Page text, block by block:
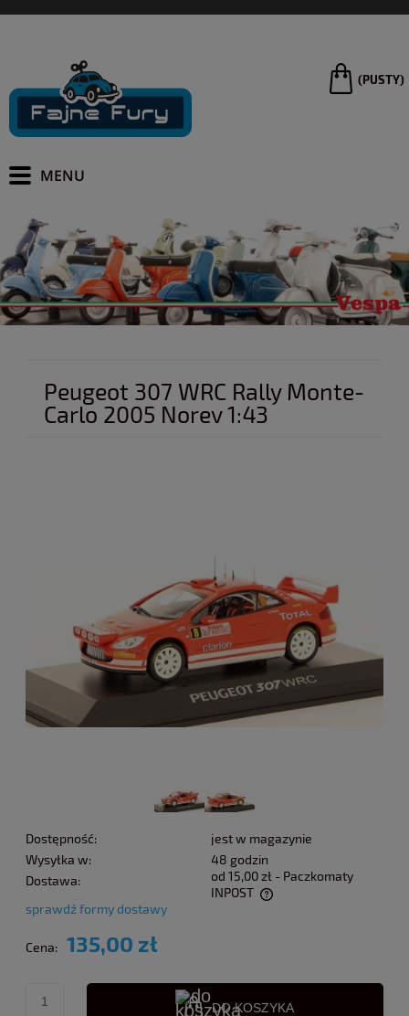
(PUSTY)
Peugeot 307 WRC Rally Monte-
Carlo 2005 Norev 1:43
Dostępność:
jest w magazynie
Wysyłka w:
48 godzin
Dostawa:
od 15,00 zł - Paczkomaty
INPOST
Cena nie zawiera ewentualnych kosztów płatności
sprawdź formy dostawy
Cena: 135,00 zł
DO KOSZYKA